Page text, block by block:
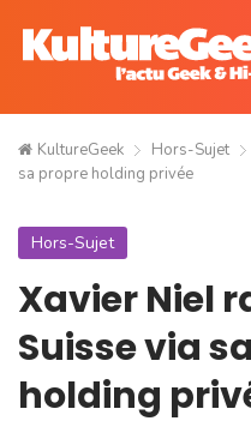
KultureGeek Hors-Sujet
sa propre holding privée
Hors-Sujet
Xavier Niel
Suisse via
holding